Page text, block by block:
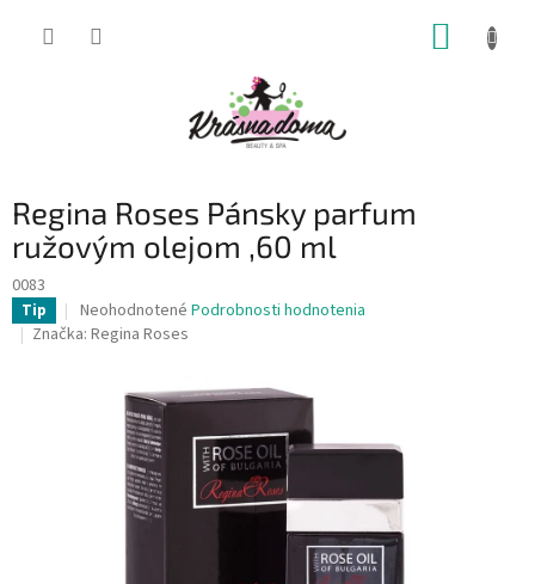
Regina Roses Pánsky parfum
ružovým olejom ,60 ml
0083
Tip
Priemerné
hodnotenie
hviezdičiek.
Neohodnotené Podrobnosti hodnotenia
Značka: Regina Roses